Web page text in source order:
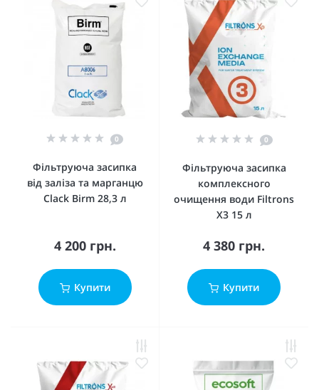
0
Фільтруюча засипка
від заліза та марганцю
Clack Birm 28,3 л
4 200 грн.
Купити
0
Фільтруюча засипка
комплексного
очищення води Filtrons
X3 15 л
4 380 грн.
Купити